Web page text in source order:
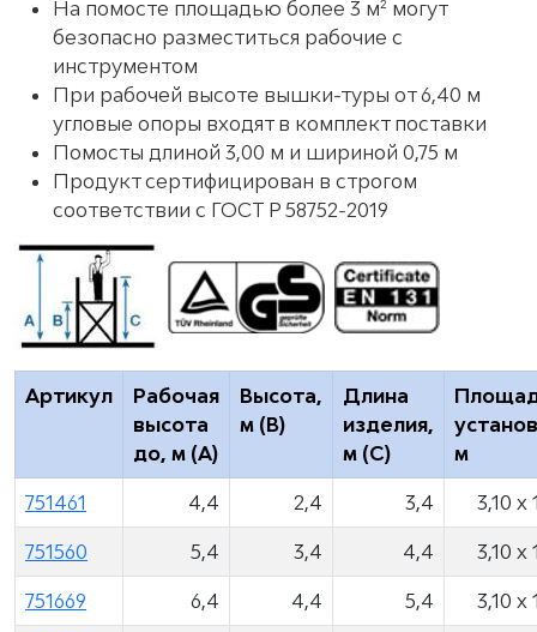
На помосте площадью более 3 м² могут
безопасно разместиться рабочие с
инструментом
При рабочей высоте вышки-туры от 6,40 м
угловые опоры входят в комплект поставки
Помосты длиной 3,00 м и шириной 0,75 м
Продукт сертифицирован в строгом
соответствии с ГОСТ Р 58752-2019
Артикул
Рабочая
высота
до, м (A)
Высота,
м (B)
Длина
изделия,
м (C)
м
751461 4,4 2,4 3,4 3,10 x
751560 5,4 3,4 4,4 3,10 x
751669 6,4 4,4 5,4 3,10 x